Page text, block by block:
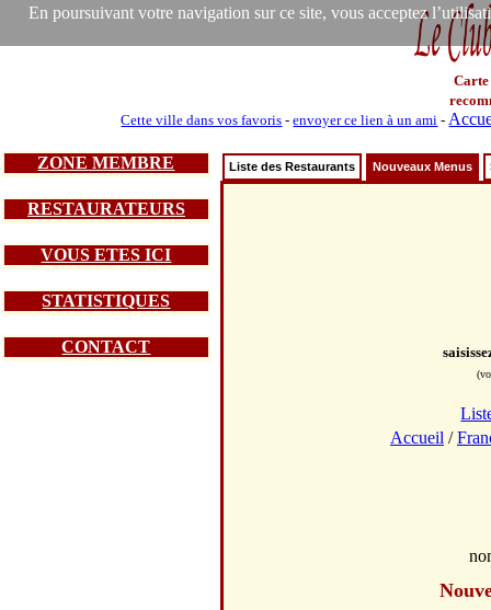
En poursuivant votre navigation sur ce site, vous acceptez
Carte
Cette ville dans vos favoris -envoyer ce lien à un ami -
ZONE MEMBRE
RESTAURATEURS
VOUS ETES ICI
STATISTIQUES
CONTACT
Liste des Restaurants Nouveaux Menus
Accueil /